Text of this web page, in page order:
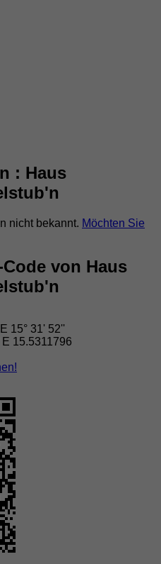
: Haus
nicht bekannt. Möchten Sie
von Haus
15° 31' 52''
E 15.5311796